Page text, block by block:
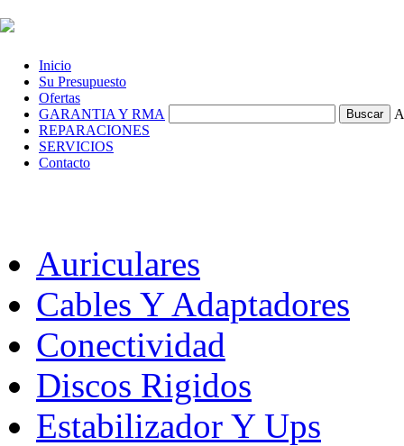
Inicio
Su Presupuesto
Ofertas
GARANTIA Y RMA
REPARACIONES
SERVICIOS
Contacto
Auriculares
Cables Y Adaptadores
Conectividad
Discos Rigidos
Estabilizador Y Ups